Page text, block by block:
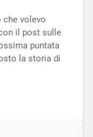
che volevo
il post sulle
puntata
la storia di